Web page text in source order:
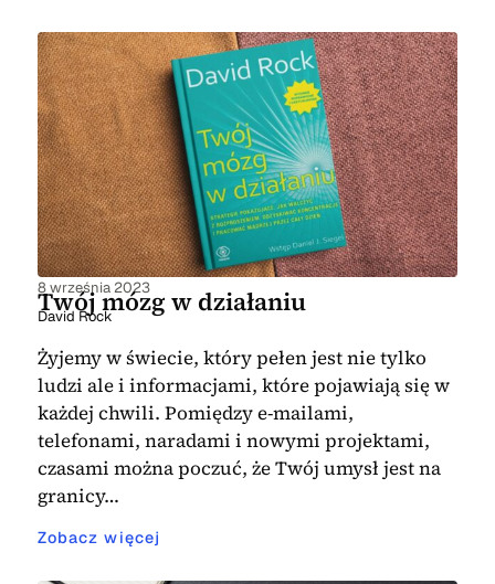
8 września 2023
Twój mózg w działaniu
David Rock
Żyjemy w świecie, który pełen jest nie tylko
ludzi ale i informacjami, które pojawiają się w
każdej chwili. Pomiędzy e-mailami,
telefonami, naradami i nowymi projektami,
czasami można poczuć, że Twój umysł jest na
granicy…
Zobacz więcej